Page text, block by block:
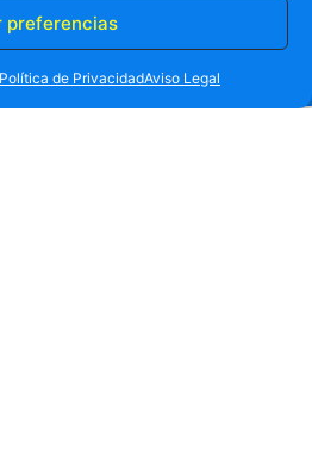
preferencias
Política de PrivacidadAviso Legal
TU PLAZA AHORA
605 902 902